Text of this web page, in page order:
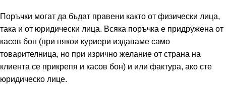
Поръчки могат да бъдат правени както от физически лица,
така и от юридически лица. Всяка поръчка е придружена от
касов бон (при някои куриери издаваме само
товарителница, но при изрично желание от страна на
клиента се прикрепя и касов бон) и или фактура, ако сте
юридическо лице.